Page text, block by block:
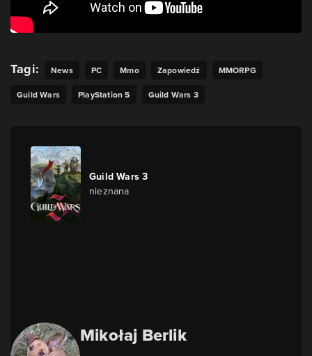
Tagi: News PC Mmo Zapowiedź
MMORPG
Guild Wars
PlayStation 5 Guild Wars 3
Mikołaj Berlik
Guild Wars 3
nieznana